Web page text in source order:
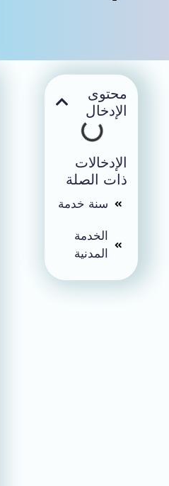
محتوى
الإدخال
الإدخالات
ذات الصلة
سنة خدمة
الخدمة
المدنية